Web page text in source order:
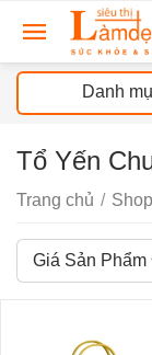
Danh
Tổ Yến
Trang chủ /
Giá Sản Phẩm